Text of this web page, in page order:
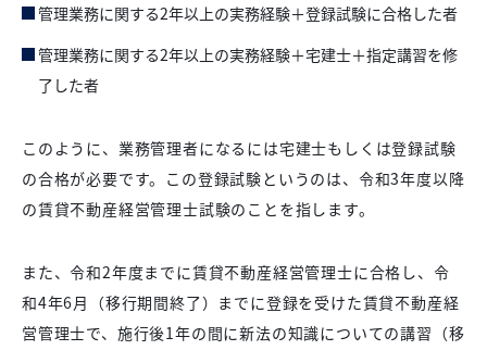
管理業務に関する2年以上の実務経験＋登録試験に合格した者
管理業務に関する2年以上の実務経験＋宅建士＋指定講習を修
了した者
このように、業務管理者になるには宅建士もしくは登録試験
の合格が必要です。この登録試験というのは、令和3年度以降
の賃貸不動産経営管理士試験のことを指します。
また、令和2年度までに賃貸不動産経営管理士に合格し、令
和4年6月（移行期間終了）までに登録を受けた賃貸不動産経
営管理士で、施行後1年の間に新法の知識についての講習（移